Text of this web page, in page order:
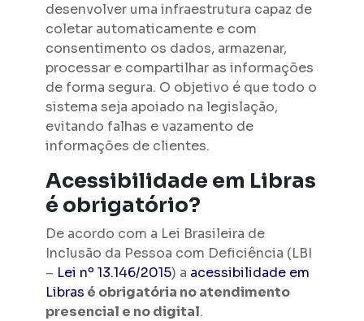
desenvolver uma infraestrutura capaz de
coletar automaticamente e com
consentimento os dados, armazenar,
processar e compartilhar as informações
de forma segura. O objetivo é que todo o
sistema seja apoiado na legislação,
evitando falhas e vazamento de
informações de clientes.
Acessibilidade em Libras
é obrigatório?
De acordo com a Lei Brasileira de
Inclusão da Pessoa com Deficiência (LBI
– Lei nº 13.146/2015) a acessibilidade em
Libras é obrigatória no atendimento
presencial e no digital.